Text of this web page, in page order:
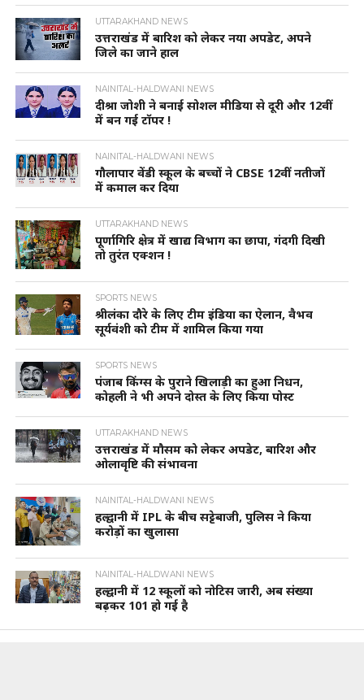
UTTARAKHAND NEWS
उत्तराखंड में बारिश को लेकर नया अपडेट, अपने
जिले का जाने हाल
NAINITAL-HALDWANI NEWS
दीश्रा जोशी ने बनाई सोशल मीडिया से दूरी और 12वीं
में बन गई टॉपर !
NAINITAL-HALDWANI NEWS
गौलापार वेंडी स्कूल के बच्चों ने CBSE 12वीं नतीजों
में कमाल कर दिया
UTTARAKHAND NEWS
पूर्णागिरि क्षेत्र में खाद्य विभाग का छापा, गंदगी दिखी
तो तुरंत एक्शन !
SPORTS NEWS
श्रीलंका दौरे के लिए टीम इंडिया का ऐलान, वैभव
सूर्यवंशी को टीम में शामिल किया गया
SPORTS NEWS
पंजाब किंग्स के पुराने खिलाड़ी का हुआ निधन,
कोहली ने भी अपने दोस्त के लिए किया पोस्ट
UTTARAKHAND NEWS
उत्तराखंड में मौसम को लेकर अपडेट, बारिश और
ओलावृष्टि की संभावना
NAINITAL-HALDWANI NEWS
हल्द्वानी में IPL के बीच सट्टेबाजी, पुलिस ने किया
करोड़ों का खुलासा
NAINITAL-HALDWANI NEWS
हल्द्वानी में 12 स्कूलों को नोटिस जारी, अब संख्या
बढ़कर 101 हो गई है